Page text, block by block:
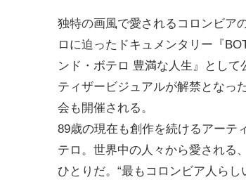
独特の画風で愛されるコロンビア
ロに迫ったドキュメンタリー『
ンド・ボテロ 豊満な人生』
として
ティザービジュアルが解禁となっ
会も開催される。
89歳の現在も創作を続けるアーテ
テロ 。世界中の人々から愛される
ひとりだ。“最もコロンビア人らし